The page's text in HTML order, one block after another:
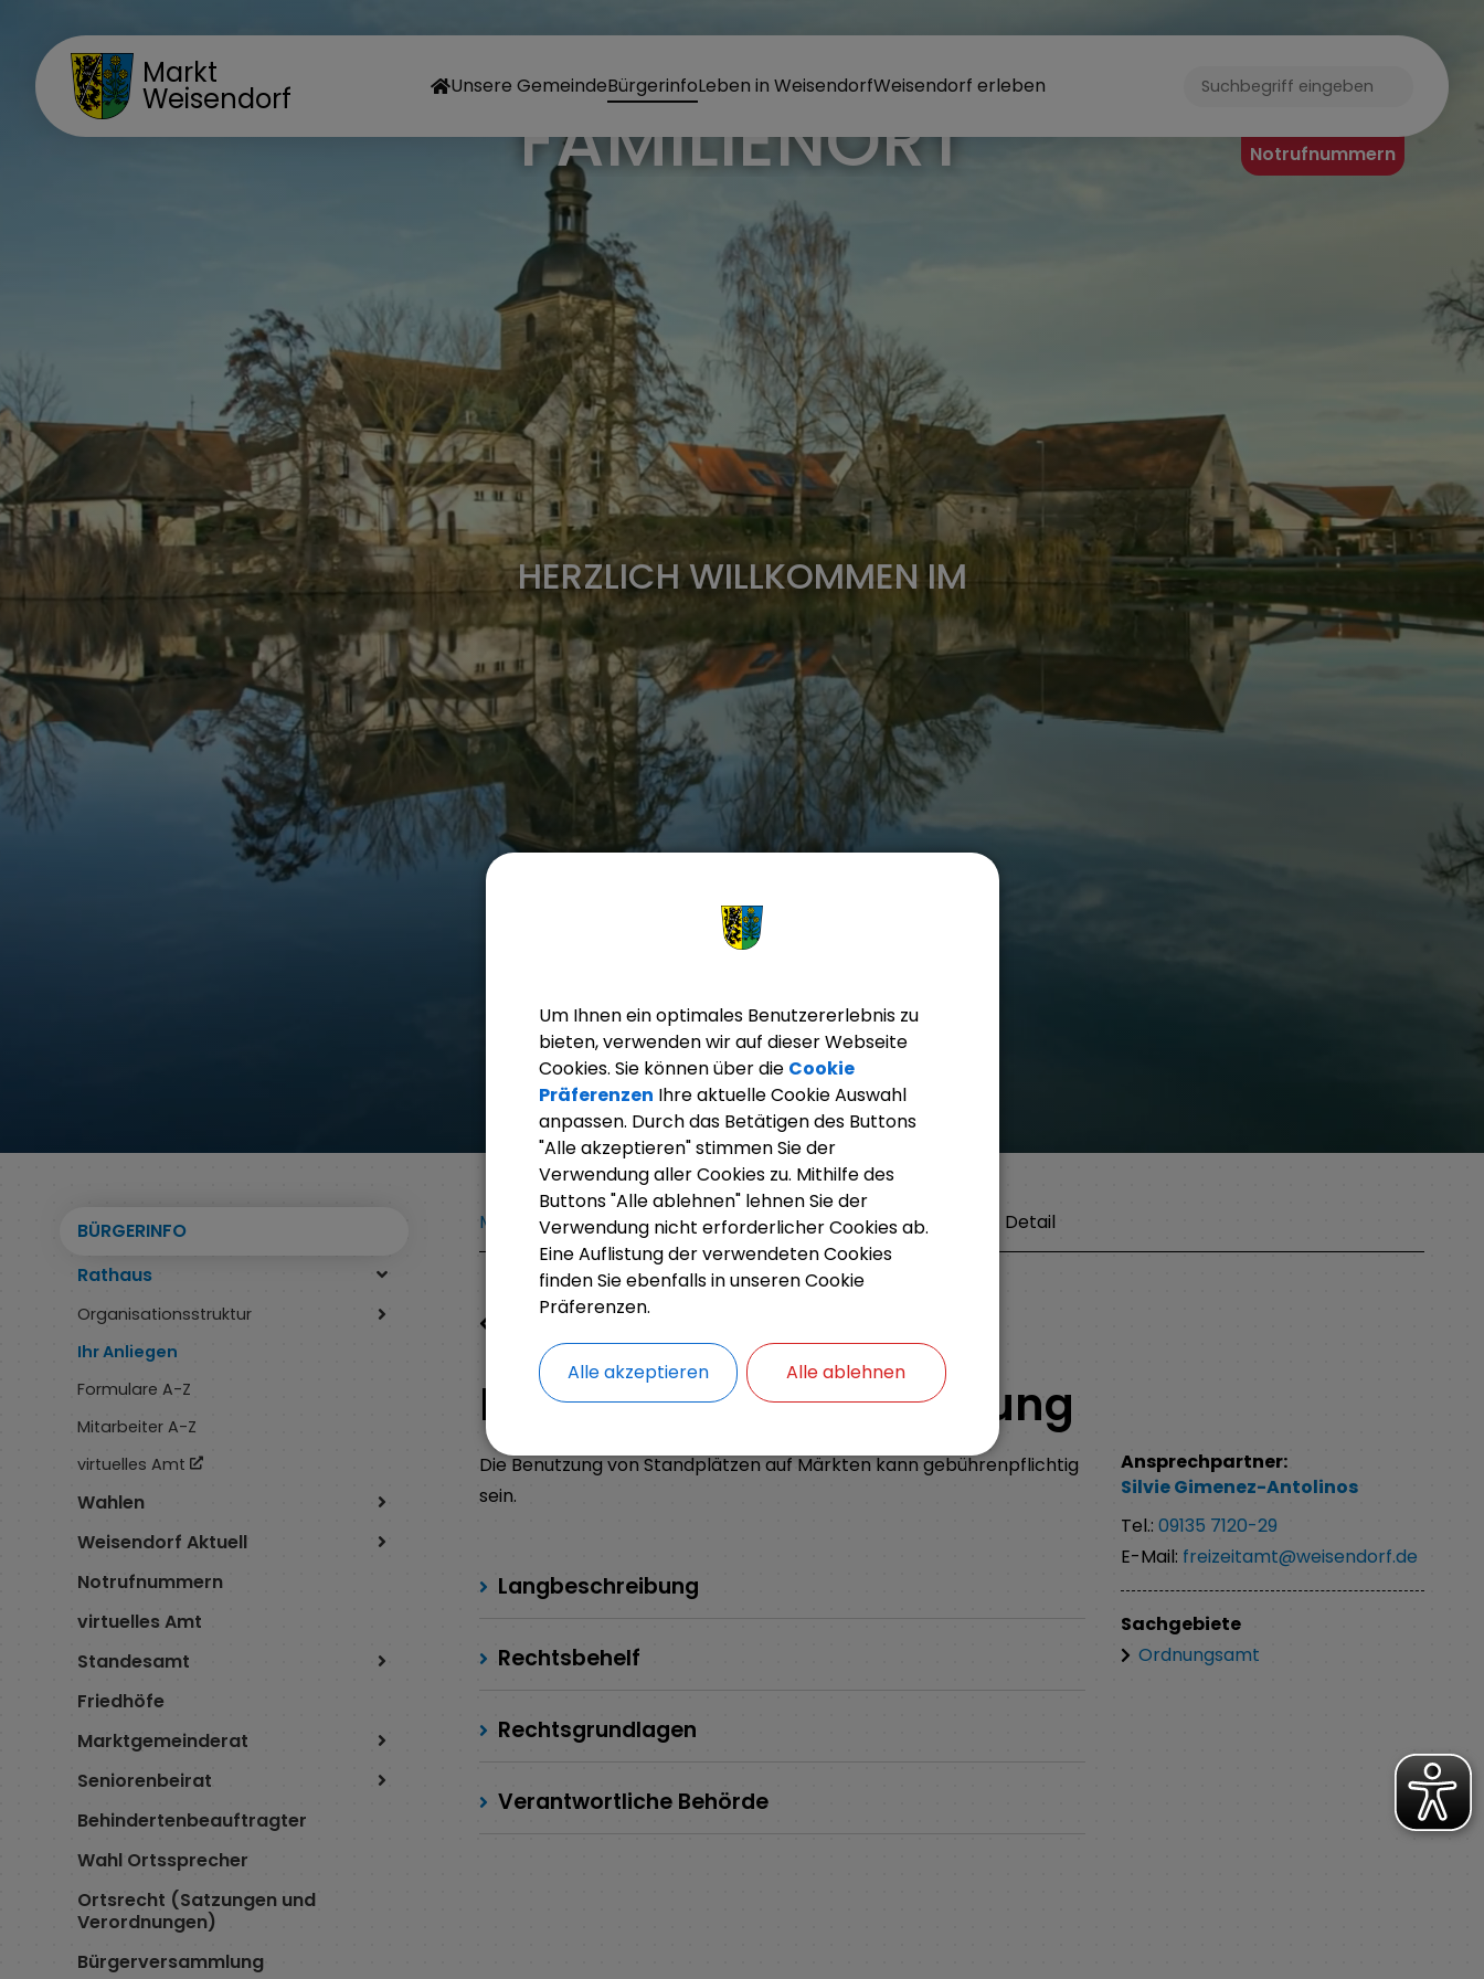
Markt
Weisendorf Unsere GemeindeBürgerinfoLeben in WeisendorfWeisendorf erleben
HERZLICH WILLKOMMEN IM
FAMILIENORT Notrufnummern
BÜRGERINFO
Rathaus
Organisationsstruktur
Ihr Anliegen
Formulare A-Z
Mitarbeiter A-Z
virtuelles Amt
Wahlen
Weisendorf Aktuell
Notrufnummern
virtuelles Amt
Standesamt
Friedhöfe
Marktgemeinderat
Seniorenbeirat
Behindertenbeauftragter
Wahl Ortssprecher
Ortsrecht (Satzungen und
Verordnungen)
Bürgerversammlung
Markt Weisendorf Bürgerinfo Rathaus Ihr Anliegen Detail
Marktgebühren; Erhebung
Die Benutzung von Standplätzen auf Märkten kann gebührenpflichtig
sein.
Langbeschreibung
Rechtsbehelf
Rechtsgrundlagen
Verantwortliche Behörde
Ansprechpartner:
SilvieGimenez-Antolinos
Tel.:09135 7120-29
E-Mail: freizeitamt@weisendorf.de
Sachgebiete
Ordnungsamt
Um Ihnen ein optimales Benutzererlebnis zu
bieten, verwenden wir auf dieser Webseite
Cookies. Sie können über die Cookie
Präferenzen Ihre aktuelle Cookie Auswahl
anpassen. Durch das Betätigen des Buttons
"Alle akzeptieren" stimmen Sie der
Verwendung aller Cookies zu. Mithilfe des
Buttons "Alle ablehnen" lehnen Sie der
Verwendung nicht erforderlicher Cookies ab.
Eine Auflistung der verwendeten Cookies
finden Sie ebenfalls in unseren Cookie
Präferenzen.
Alle akzeptieren Alle ablehnen